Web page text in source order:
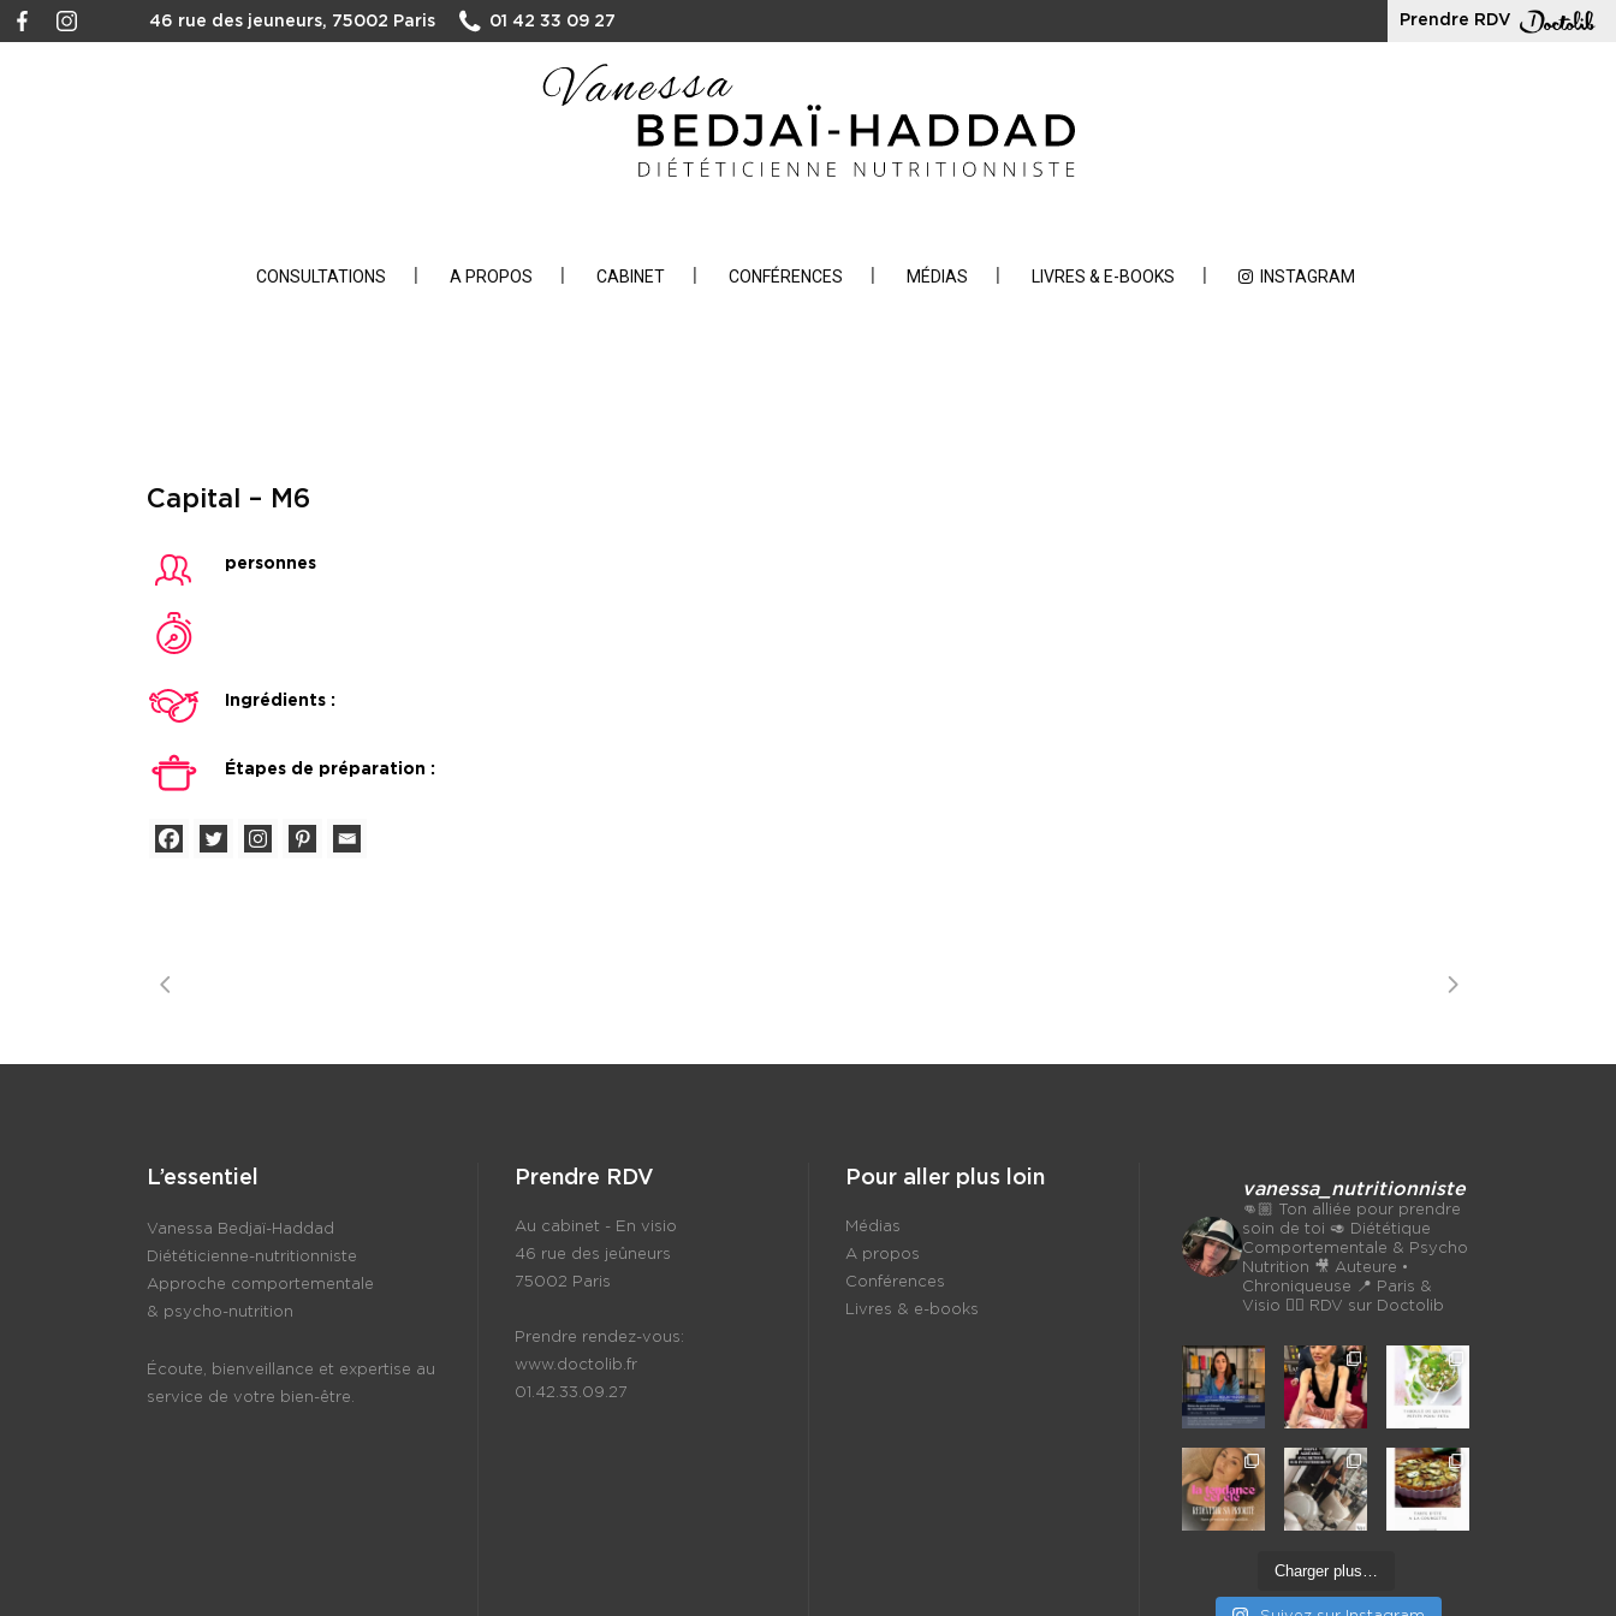
46 rue des jeuneurs, 75002 Paris 01 42 33 09 27 Prendre RDV
CONSULTATIONS A PROPOS CABINET CONFÉRENCES MÉDIAS LIVRES & E-BOOKS INSTAGRAM
Capital – M6
personnes
Ingrédients :
Étapes de préparation :
L’essentiel
Vanessa Bedjaï-Haddad
Diététicienne-nutritionniste
Approche comportementale
& psycho-nutrition
Écoute, bienveillance et expertise au
service de votre bien-être.
Prendre RDV
Au cabinet - En visio
46 rue des jeûneurs
75002 Paris
Prendre rendez-vous:
www.doctolib.fr
01.42.33.09.27
Pour aller plus loin
Médias
A propos
Conférences
Livres & e-books
vanessa_nutritionniste
👊🏼 Ton alliée pour prendre
soin de toi 🥑 Diététique
Comportementale & Psycho
Nutrition 🎥 Auteure •
Chroniqueuse 📍 Paris &
Visio 👉🏼 RDV sur Doctolib
Charger plus…